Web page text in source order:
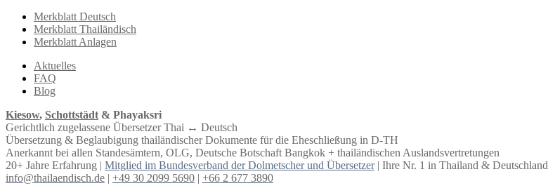
Merkblatt Deutsch
Merkblatt Thailändisch
Merkblatt Anlagen
Aktuelles
FAQ
Blog
Kiesow, Schottstädt & Phayaksri
Gerichtlich zugelassene Übersetzer Thai ↔︎ Deutsch
Übersetzung & Beglaubigung thailändischer Dokumente für die Eheschließung in D-TH
Anerkannt bei allen Standesämtern, OLG, Deutsche Botschaft Bangkok + thailändischen Auslandsvertretungen
20+ Jahre Erfahrung | Mitglied im Bundesverband der Dolmetscher und Übersetzer| Ihre Nr. 1 in Thailand & Deutschland
info@thailaendisch.de | +49 30 2099 5690 | +66 2 677 3890